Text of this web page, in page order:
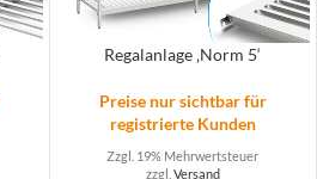
Regalanlage ‚Norm 5‘
Preise nur sichtbar für
registrierte Kunden
Zzgl. 19% Mehrwertsteuer
zzgl. Versand